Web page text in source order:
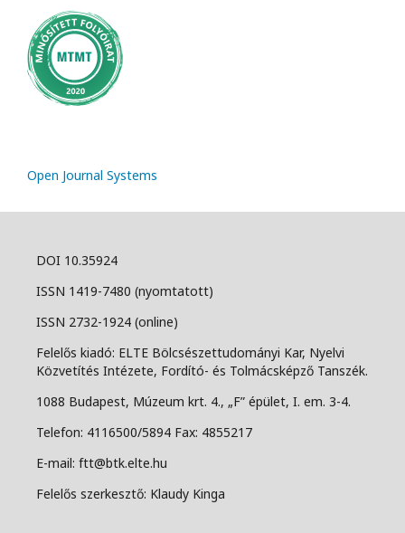
Open Journal Systems
DOI 10.35924
ISSN 1419-7480 (nyomtatott)
ISSN 2732-1924 (online)
Felelős kiadó: ELTE Bölcsészettudományi Kar, Nyelvi
Közvetítés Intézete, Fordító- és Tolmácsképző Tanszék.
1088 Budapest, Múzeum krt. 4., „F” épület, I. em. 3-4.
Telefon: 4116500/5894 Fax: 4855217
E-mail: ftt@btk.elte.hu
Felelős szerkesztő: Klaudy Kinga